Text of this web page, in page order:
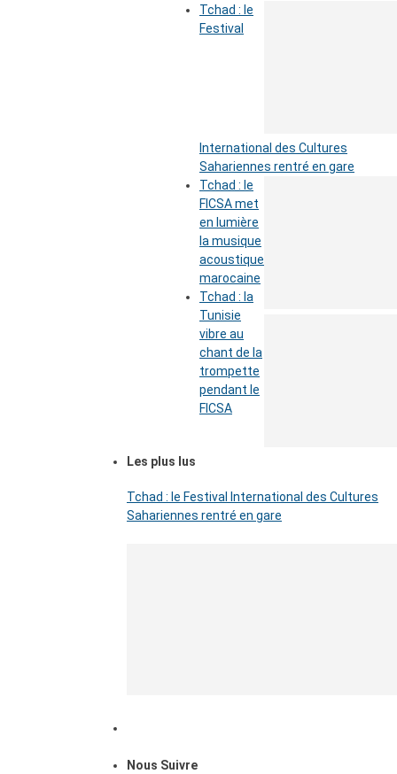
Tchad : le
Festival
International des Cultures
Sahariennes rentré en gare
Tchad : le
FICSA met
en lumière
la musique
acoustique
marocaine
Tchad : la
Tunisie
vibre au
chant de la
trompette
pendant le
FICSA
Les plus lus
Tchad : le Festival International des Cultures
Sahariennes rentré en gare
Nous Suivre